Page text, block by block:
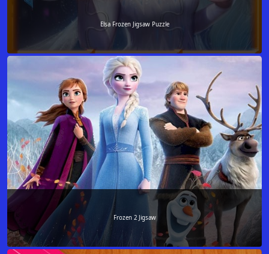
Elsa Frozen Jigsaw Puzzle
Frozen 2 Jigsaw